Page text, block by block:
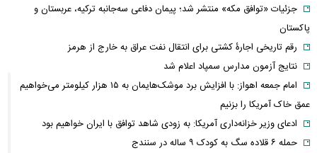
جزئیات «توافق مکه» منتشر شد؛ پیمان دفاعی سه‌جانبه ترکیه، عربستان و
پاکستان
رقم تاریخی اجارۀ کشتی برای انتقال نفت عراق به خارج از هرمز
نتایج آزمون مدارس سمپاد اعلام شد
امام‌ جمعه اهواز: با افزایش برد موشک‌هایمان به ۱۵ هزار کیلومتر می‌خواهیم
عمق خاک آمریکا را بزنیم
ادعای وزیر خزانه‌داری آمریکا: به زودی شاهد توافق با ایران خواهیم بود
حمله ۶ قلاده سگ به کودک ۹ ساله در سنندج